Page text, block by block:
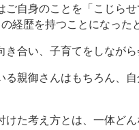
ご自身のことを「こじら
経歴を持つことになった
合い、子育てをしなが
親御さんはもちろん、
た考え方とは、一体どん